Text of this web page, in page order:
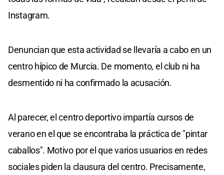
Instagram.
Denuncian que esta actividad se llevaría a cabo en un
centro hípico de Murcia. De momento, el club ni ha
desmentido ni ha confirmado la acusación.
Al parecer, el centro deportivo impartía cursos de
verano en el que se encontraba la práctica de "pintar
caballos". Motivo por el que varios usuarios en redes
sociales piden la clausura del centro. Precisamente,